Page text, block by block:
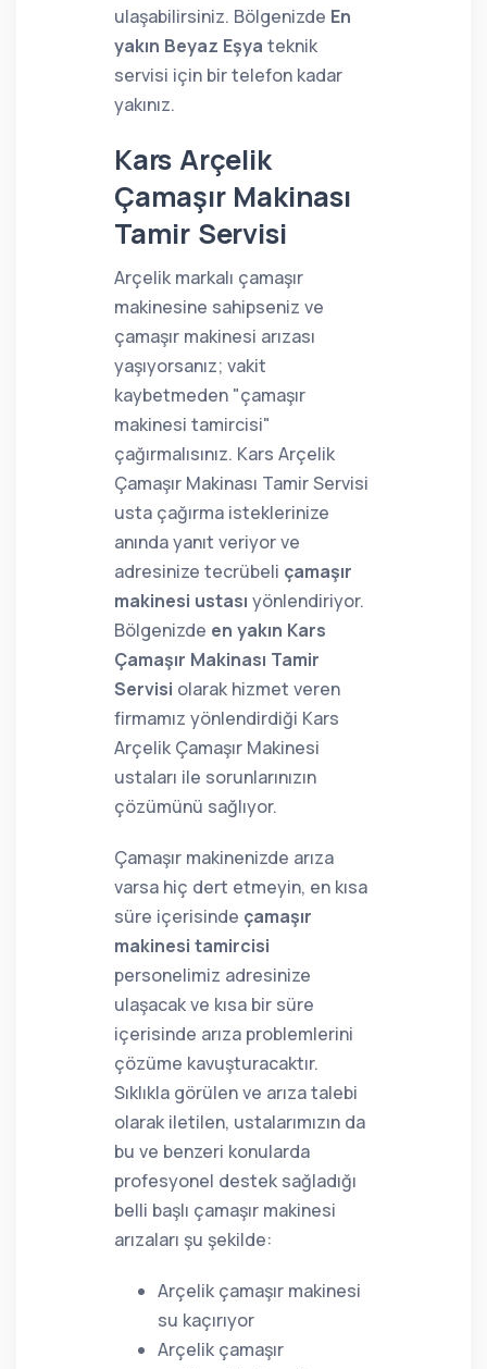
ulaşabilirsiniz. Bölgenizde En
yakın Beyaz Eşya teknik
servisi için bir telefon kadar
yakınız.
Kars Arçelik
Çamaşır Makinası
Tamir Servisi
Arçelik markalı çamaşır
makinesine sahipseniz ve
çamaşır makinesi arızası
yaşıyorsanız; vakit
kaybetmeden "çamaşır
makinesi tamircisi"
çağırmalısınız. Kars Arçelik
Çamaşır Makinası Tamir Servisi
usta çağırma isteklerinize
anında yanıt veriyor ve
adresinize tecrübeli çamaşır
makinesi ustası yönlendiriyor.
Bölgenizde en yakın Kars
Çamaşır Makinası Tamir
Servisi olarak hizmet veren
firmamız yönlendirdiği Kars
Arçelik Çamaşır Makinesi
ustaları ile sorunlarınızın
çözümünü sağlıyor.
Çamaşır makinenizde arıza
varsa hiç dert etmeyin, en kısa
süre içerisinde çamaşır
makinesi tamircisi
personelimiz adresinize
ulaşacak ve kısa bir süre
içerisinde arıza problemlerini
çözüme kavuşturacaktır.
Sıklıkla görülen ve arıza talebi
olarak iletilen, ustalarımızın da
bu ve benzeri konularda
profesyonel destek sağladığı
belli başlı çamaşır makinesi
arızaları şu şekilde:
Arçelik çamaşır makinesi
su kaçırıyor
Arçelik çamaşır